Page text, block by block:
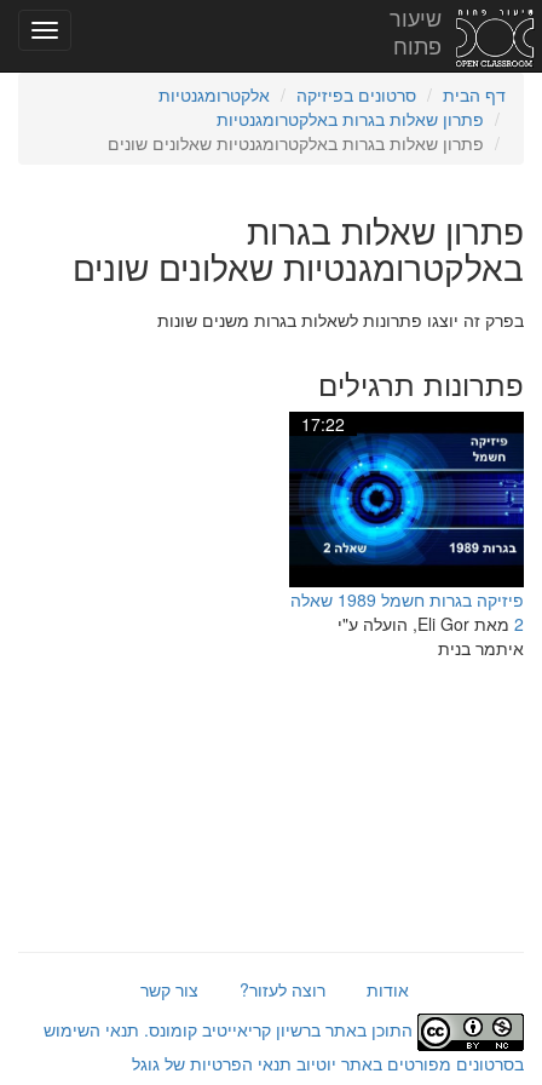
שיעור
פתוח
דף הבית סרטונים בפיזיקה
אלקטרומגנטיות
פתרון שאלות בגרות באלקטרומגנטיות
פתרון שאלות בגרות באלקטרומגנטיות שאלונים שונים
פתרון שאלות בגרות
באלקטרומגנטיות שאלונים שונים
בפרק זה יוצגו פתרונות לשאלות בגרות משנים שונות
פתרונות תרגילים
17:22
פיזיקה בגרות חשמל 1989 שאלה
2
מאת Eli Gor, הועלה ע"י
איתמר בנית
אודות רוצה לעזור?
צור קשר
התוכן באתר ברשיון קריאייטיב קומונס. תנאי השימוש
בסרטונים מפורטים באתר יוטיוב תנאי הפרטיות של גוגל